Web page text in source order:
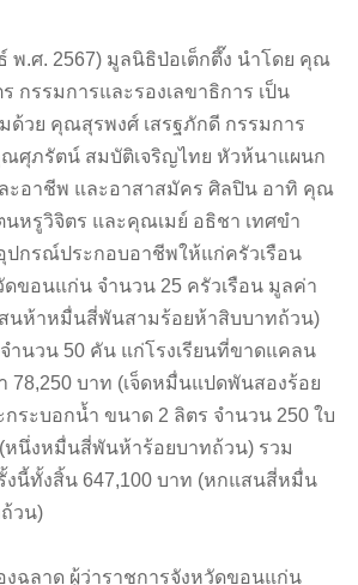
พ.ศ. 2567) มูลนิธิป่อเต็กตึ๊ง นำโดย คุณ
กรรมการและรองเลขาธิการ เป็น
ด้วย คุณสุรพงศ์ เสรฐภักดี กรรมการ
ศุภรัตน์ สมบัติเจริญไทย หัวห้นาแผนก
ะอาชีพ และอาสาสมัคร ศิลปิน อาทิ คุณ
หรูวิจิตร และคุณเมย์ อธิชา เทศขำ
ปกรณ์ประกอบอาชีพให้แก่ครัวเรือน
ขอนแก่น จำนวน 25 ครัวเรือน มูลค่า
สนห้าหมื่นสี่พันสามร้อยห้าสิบบาทถ้วน)
ำนวน 50 คัน แก่โรงเรียนที่ขาดแคลน
78,250 บาท (เจ็ดหมื่นแปดพันสองร้อย
ระบอกน้ำ ขนาด 2 ลิตร จำนวน 250 ใบ
หนึ่งหมื่นสี่พันห้าร้อยบาทถ้วน) รวม
นี้ทั้งสิ้น 647,100 บาท (หกแสนสี่หมื่น
วน)
ฉลาด ผู้ว่าราชการจังหวัดขอนแก่น